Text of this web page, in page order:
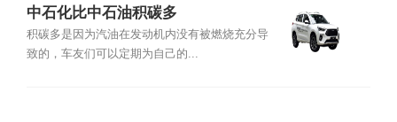
中石化比中石油积碳多
积碳多是因为汽油在发动机内没有被燃烧充分导
致的，车友们可以定期为自己的...